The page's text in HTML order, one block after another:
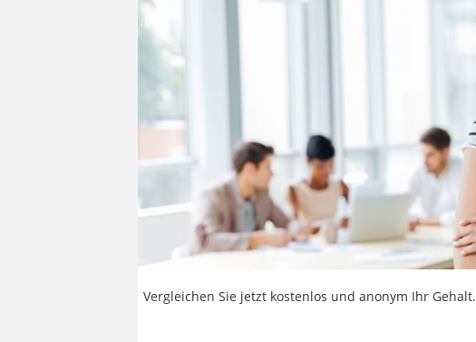
Vergleichen Sie jetzt kostenlos und anonym Ihr Gehalt.